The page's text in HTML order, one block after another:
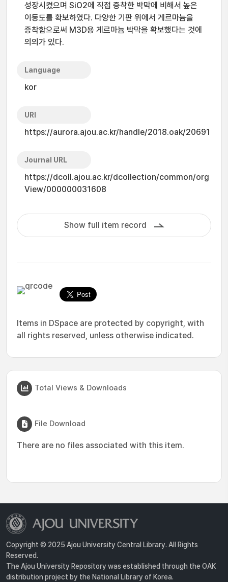
성장시켰으며 SiO2에 직접 증착한 박막에 비해서 높은
이동도를 확보하였다. 다양한 기판 위에서 게르마늄을
증착함으로써 M3D용 게르마늄 박막을 확보했다는 것에
의의가 있다.
Language
kor
URI
https://aurora.ajou.ac.kr/handle/2018.oak/20691
Journal URL
https://dcoll.ajou.ac.kr/dcollection/common/org
View/000000031608
Show full item record
Items in DSpace are protected by copyright, with
all rights reserved, unless otherwise indicated.
Total Views & Downloads
File Download
There are no files associated with this item.
Copyright © 2025 Ajou University Central Library. All Rights
Reserved.
The Ajou University Repository was established through the OAK
distribution project by the National Library of Korea.